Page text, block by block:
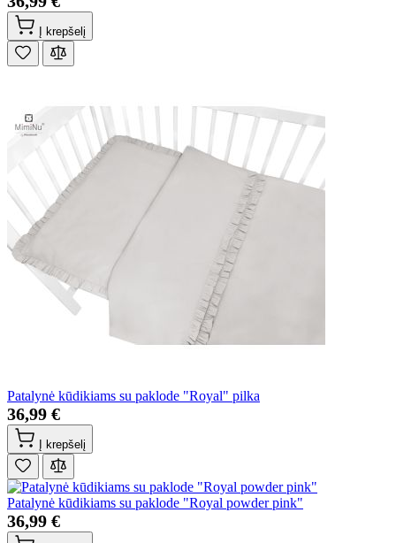
Į krepšelį
Patalynė kūdikiams su paklode "Royal" pilka
36,99 €
Į krepšelį
Patalynė kūdikiams su paklode "Royal powder pink"
36,99 €